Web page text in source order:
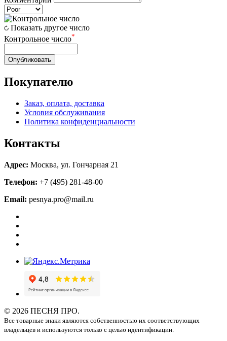
Показать другое число
Контрольное число*
Опубликовать
Покупателю
Заказ, оплата, доставка
Условия обслуживания
Политика конфиденциальности
Контакты
Адрес: Москва, ул. Гончарная 21
Телефон: +7 (495) 281-48-00
Email: pesnya.pro@mail.ru
© 2026 ПЕСНЯ ПРО.
Все товарные знаки являются собственностью их соответствующих
владельцев и используются только с целью идентификации.